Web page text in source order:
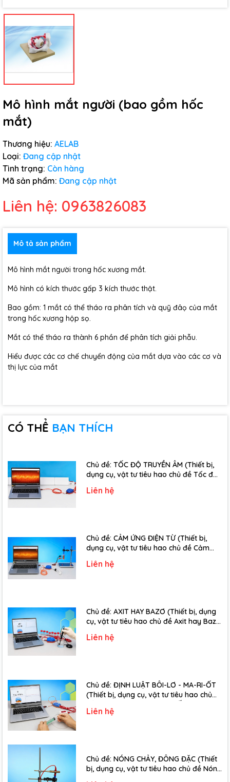
Mô hình mắt người (bao gồm hốc
mắt)
Thương hiệu: AELAB
Loại: Đang cập nhật
Tình trạng: Còn hàng
Mã sản phẩm: Đang cập nhật
Liên hệ: 0963826083
Mô tả sản phẩm
Mô hình mắt người trong hốc xương mắt.
Mô hình có kích thước gấp 3 kích thước thật.
Bao gồm: 1 mắt có thể tháo ra phân tích và quỹ đâọ của mắt
trong hốc xương hộp sọ.
Mắt có thể tháo ra thành 6 phần để phân tích giải phẫu.
Hiểu được các cơ chế chuyển động của mắt dựa vào các cơ và
thị lực của mắt
CÓ THỂ BẠN THÍCH
Chủ đề: TỐC ĐỘ TRUYỀN ÂM (Thiết bị,
dụng cụ, vật tư tiêu hao chủ đề Tốc độ
Liên hệ
Chủ đề: CẢM ỨNG ĐIỆN TỪ (Thiết bị,
dụng cụ, vật tư tiêu hao chủ đề Cảm
Liên hệ
Chủ đề: AXIT HAY BAZƠ (Thiết bị, dụng
cụ, vật tư tiêu hao chủ đề Axit hay Bazơ
Liên hệ
Chủ đề: ĐỊNH LUẬT BÔI-LƠ - MA-RI-ỐT
(Thiết bị, dụng cụ, vật tư tiêu hao chủ
Liên hệ
Chủ đề: NÓNG CHẢY, ĐÔNG ĐẶC (Thiết
bị, dụng cụ, vật tư tiêu hao chủ đề Nóng